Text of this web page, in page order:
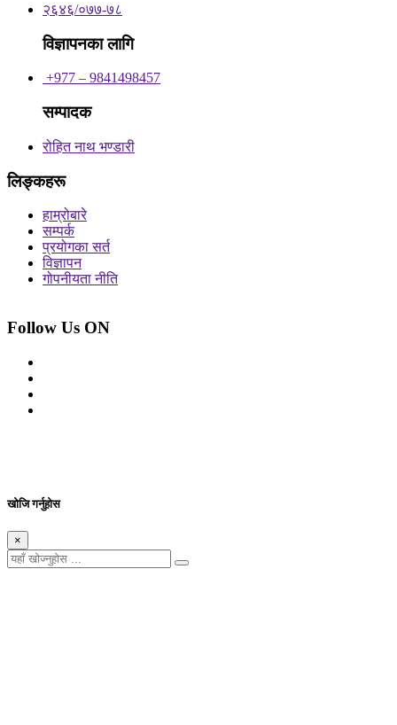
२६४६/०७७-७८
विज्ञापनका लागि
+977 – 9841498457
सम्पादक
रोहित नाथ भण्डारी
लिङ्कहरू
हाम्रोबारे
सम्पर्क
प्रयोगका सर्त
विज्ञापन
गोपनीयता नीति
Follow Us ON
खोजि गर्नुहोस
×